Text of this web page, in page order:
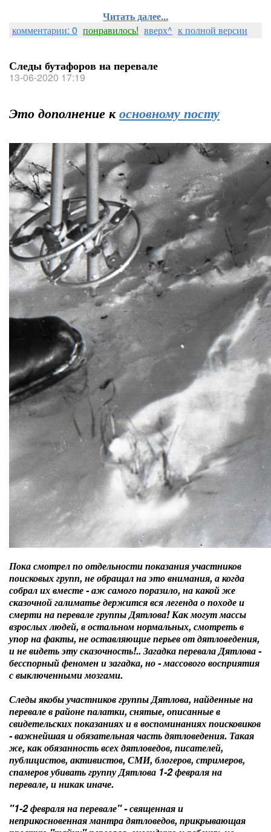
Читать далее...
комментарии: 0 понравилось! вверх^ к полной версии
Следы бутафоров на перевале
13-06-2020 17:19
Это дополнение косновному посту
Пока смотрел по отдельности показания участников
поисковых групп, не обращал на это внимания, а когда
собрал их вместе - аж самого поразило, на какой же
сказочной галиматье держится вся легенда о походе и
смерти на перевале группы Дятлова! Как могут массы
взрослых людей, в остальном нормальных, смотреть в
упор на факты, не оставляющие перьев от дятловедения,
и не видеть эту сказочность!.. Загадка перевала Дятлова -
бесспорный феномен и загадка, но - массового восприятия
с выключенными мозгами.
Следы якобы участников группы Дятлова, найденные на
перевале в районе палатки, снятые, описанные в
свидетельских показаниях и в воспоминаниях поисковиков
- важнейшая и обязательная часть дятловедения. Такая
же, как обязанность всех дятловедов, писателей,
публицистов, активистов, СМИ, блогеров, стримеров,
спамеров убивать группу Дятлова 1-2 февраля на
перевале, и никак иначе.
"1-2 февраля на перевале" - священная и
неприкосновенная мантра дятловедов, прикрывающая